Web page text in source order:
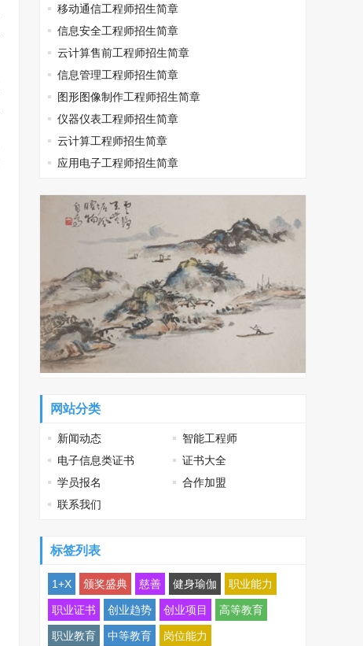
移动通信工程师招生简章
信息安全工程师招生简章
云计算售前工程师招生简章
信息管理工程师招生简章
图形图像制作工程师招生简章
仪器仪表工程师招生简章
云计算工程师招生简章
应用电子工程师招生简章
网站分类
新闻动态
智能工程师
电子信息类证书
证书大全
学员报名
合作加盟
联系我们
标签列表
1+X 颁奖盛典 慈善 健身瑜伽 职业能力
职业证书 创业趋势 创业项目 高等教育
职业教育 中等教育 岗位能力